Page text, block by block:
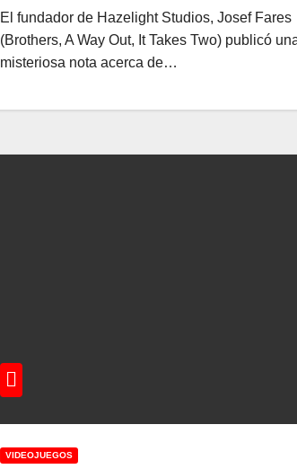
El fundador de Hazelight Studios, Josef Fares
(Brothers, A Way Out, It Takes Two) publicó
misteriosa nota acerca de…
VIDEOJUEGOS